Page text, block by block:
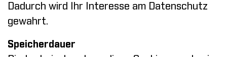
Dadurch wird Ihr Interesse am Datenschutz
gewahrt.
Speicherdauer